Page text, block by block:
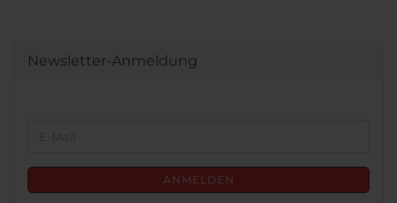
Newsletter-Anmeldung
ANMELDEN